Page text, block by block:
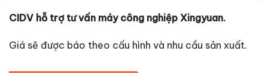
CIDV hỗ trợ tư vấn máy công nghiệp Xingyuan.
Giá sẽ được báo theo cấu hình và nhu cầu sản xuất.